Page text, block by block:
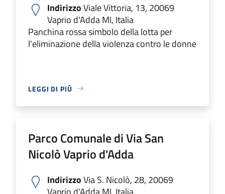
IndirizzoViale Vittoria, 13, 20069
Vaprio d'Adda MI, Italia
Panchina rossa simbolo della lotta per
l'eliminazione della violenza contro le donne
LEGGI DI PIÙ
Parco Comunale di Via San
Nicolò Vaprio d'Adda
IndirizzoVia S. Nicolò, 28, 20069